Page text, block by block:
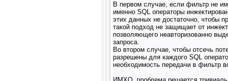
В первом случае, если фильтр не
именно SQL операторы
этих данных не достаточно, чтобы
такой подход не защищает от
позволяющего неавторизованно
запроса.
Во втором случае, чтобы отсечь
разрешены для каждого SQL
необходимость передачи в фильтр